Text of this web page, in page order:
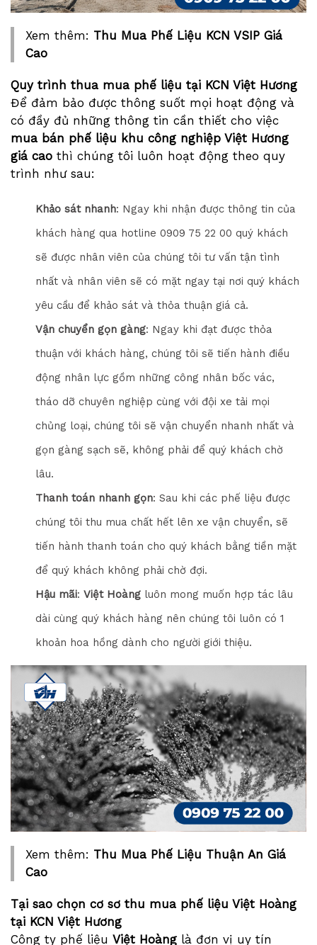
Xem thêm: Thu Mua Phế Liệu KCN VSIP Giá
Cao
Quy trình thua mua phế liệu tại KCN Việt Hương
Để đảm bảo được thông suốt mọi hoạt động và
có đầy đủ những thông tin cần thiết cho việc
mua bán phế liệu khu công nghiệp Việt Hương
giá cao thì chúng tôi luôn hoạt động theo quy
trình như sau:
Khảo sát nhanh: Ngay khi nhận được thông tin của
khách hàng qua hotline 0909 75 22 00 quý khách
sẽ được nhân viên của chúng tôi tư vấn tận tình
nhất và nhân viên sẽ có mặt ngay tại nơi quý khách
yêu cầu để khảo sát và thỏa thuận giá cả.
Vận chuyển gọn gàng: Ngay khi đạt được thỏa
thuận với khách hàng, chúng tôi sẽ tiến hành điều
động nhân lực gồm những công nhân bốc vác,
tháo dỡ chuyên nghiệp cùng với đội xe tải mọi
chủng loại, chúng tôi sẽ vận chuyển nhanh nhất và
gọn gàng sạch sẽ, không phải để quý khách chờ
lâu.
Thanh toán nhanh gọn: Sau khi các phế liệu được
chúng tôi thu mua chất hết lên xe vận chuyển, sẽ
tiến hành thanh toán cho quý khách bằng tiền mặt
để quý khách không phải chờ đợi.
Hậu mãi: Việt Hoàng luôn mong muốn hợp tác lâu
dài cùng quý khách hàng nên chúng tôi luôn có 1
khoản hoa hồng dành cho người giới thiệu.
Xem thêm: Thu Mua Phế Liệu Thuận An Giá
Cao
Tại sao chọn cơ sơ thu mua phế liệu Việt Hoàng
tại KCN Việt Hương
Công ty phế liệu Việt Hoàng là đơn vị uy tín